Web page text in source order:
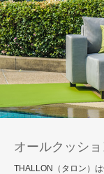
オールクッシ
THALLON（タロン）